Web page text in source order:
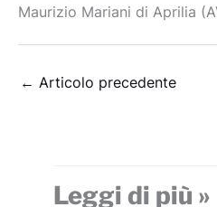
Maurizio Mariani di Aprilia
← Articolo precedente
Leggi di più »